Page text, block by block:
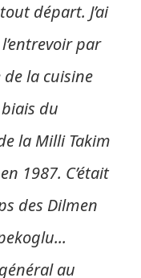
départ. J’ai
par
la cuisine
du
la Milli Takim
1987. C’était
des Dilmen
au